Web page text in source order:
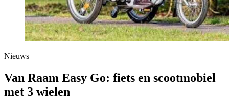
Nieuws
Van Raam Easy Go: fiets en scootmobiel
met 3 wielen